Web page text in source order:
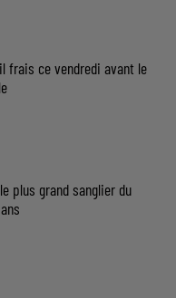
frais ce vendredi avant le
plus grand sanglier du